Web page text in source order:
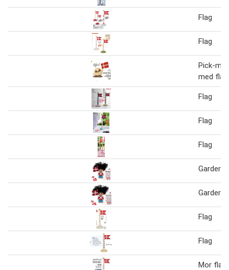
Flag
Flag
Pick-
med flag
Flag
Flag
Flag
Garder
Garder
Flag
Flag
Mor flag